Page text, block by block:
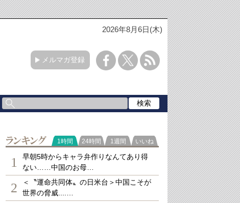
2026年8月6日(木)
メルマガ登録
ランキング
1時間 24時間 1週間 いいね
1
早朝5時からキャラ弁作りなんてあり得
ない……中国のお母…
2
＜〝運命共同体〟の日米台＞中国こそが
世界の脅威....…